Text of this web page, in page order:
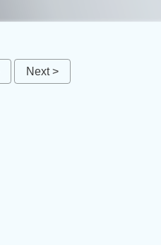
Next >